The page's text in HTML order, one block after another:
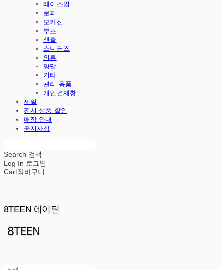
레이스업
로퍼
모카신
부츠
샌들
스니커즈
의류
양말
기타
관리 용품
개인결제창
세일
전시 상품 할인
매장 안내
공지사항
Search 검색
Log In 로그인
Cart장바구니
8TEEN 에이틴